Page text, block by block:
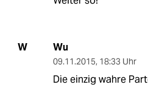
W Wu
09.11.2015, 18:33 Uhr
Die einzig wahre